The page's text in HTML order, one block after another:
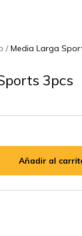
Media Larga
3pcs
Añadir al